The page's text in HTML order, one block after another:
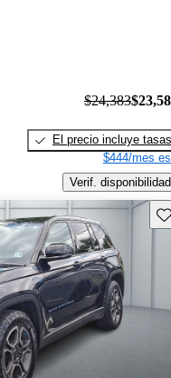
$24,383
El precio incluye tasas
$444/mes
Verif. disponibilidad